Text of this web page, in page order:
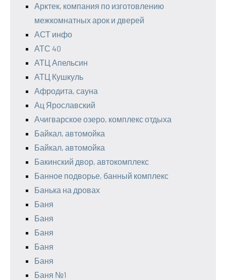
Арктек, компания по изготовлению
межкомнатных арок и дверей
АСТ инфо
АТС 40
АТЦ Апельсин
АТЦ Кушкуль
Афродита, сауна
Ац Ярославский
Ачигварское озеро, комплекс отдыха
Байкал, автомойка
Байкал, автомойка
Бакинский двор, автокомплекс
Банное подворье, банный комплекс
Банька на дровах
Баня
Баня
Баня
Баня
Баня
Баня №1